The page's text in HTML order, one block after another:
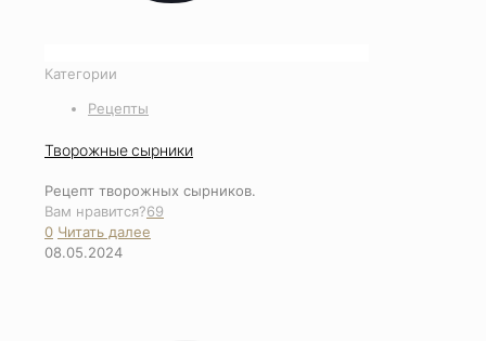
Категории
Рецепты
Творожные сырники
Рецепт творожных сырников.
Вам нравится?69
0 Читать далее
08.05.2024